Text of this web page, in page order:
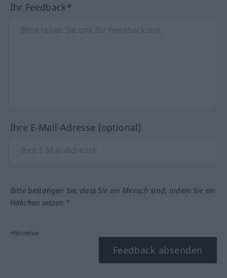
Ihr Feedback*
Ihre E-Mail-Adresse (optional)
Bitte bestätigen Sie, dass Sie ein Mensch sind, indem Sie ein
Häkchen setzen.*
*Pflichtfeld
Feedback absenden